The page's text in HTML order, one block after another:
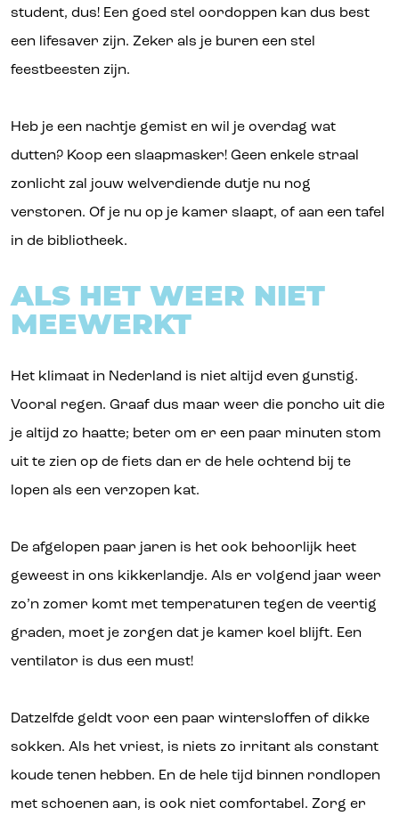
student, dus! Een goed stel oordoppen kan dus best
een lifesaver zijn. Zeker als je buren een stel
feestbeesten zijn.
Heb je een nachtje gemist en wil je overdag wat
dutten? Koop een slaapmasker! Geen enkele straal
zonlicht zal jouw welverdiende dutje nu nog
verstoren. Of je nu op je kamer slaapt, of aan een tafel
in de bibliotheek.
ALS HET WEER NIET
MEEWERKT
Het klimaat in Nederland is niet altijd even gunstig.
Vooral regen. Graaf dus maar weer die poncho uit die
je altijd zo haatte; beter om er een paar minuten stom
uit te zien op de fiets dan er de hele ochtend bij te
lopen als een verzopen kat.
De afgelopen paar jaren is het ook behoorlijk heet
geweest in ons kikkerlandje. Als er volgend jaar weer
zo’n zomer komt met temperaturen tegen de veertig
graden, moet je zorgen dat je kamer koel blijft. Een
ventilator is dus een must!
Datzelfde geldt voor een paar wintersloffen of dikke
sokken. Als het vriest, is niets zo irritant als constant
koude tenen hebben. En de hele tijd binnen rondlopen
met schoenen aan, is ook niet comfortabel. Zorg er